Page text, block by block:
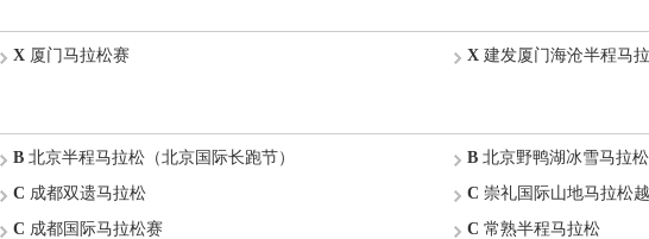
X厦门马拉松赛 X建发厦门海沧半程马
B北京半程马拉松（北京国际长跑节） B北京野鸭湖冰雪马拉松
C 成都双遗马拉松 C 崇礼国际山地马拉松
C 成都国际马拉松赛 C 常熟半程马拉松